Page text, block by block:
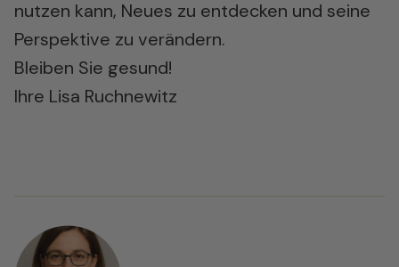
nutzen kann, Neues zu entdecken und seine
Perspektive zu verändern.
Bleiben Sie gesund!
Ihre Lisa Ruchnewitz